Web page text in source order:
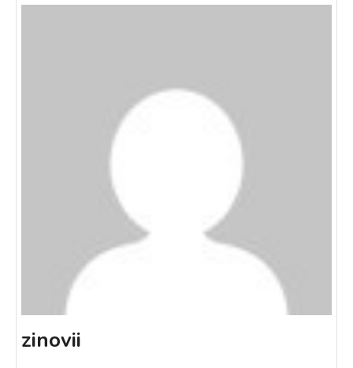
zinovii